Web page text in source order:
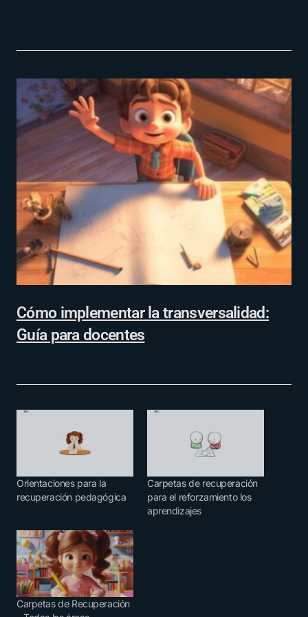
Cómo implementar la transversalidad:
Guía para docentes
Orientaciones para la
recuperación pedagógica
Carpetas de recuperación
para el reforzamiento los
aprendizajes
Carpetas de Recuperación